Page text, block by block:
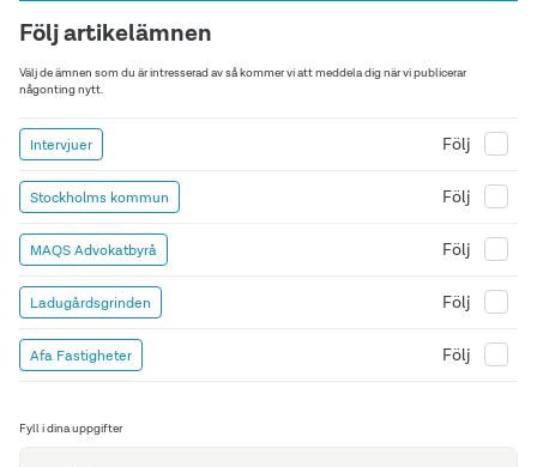
Följ artikelämnen
Välj de ämnen som du är intresserad av så kommer vi att meddela dig när vi publicerar
någonting nytt.
Intervjuer Följ
Stockholms kommun Följ
MAQS Advokatbyrå Följ
Ladugårdsgrinden Följ
Afa Fastigheter Följ
Fyll i dina uppgifter